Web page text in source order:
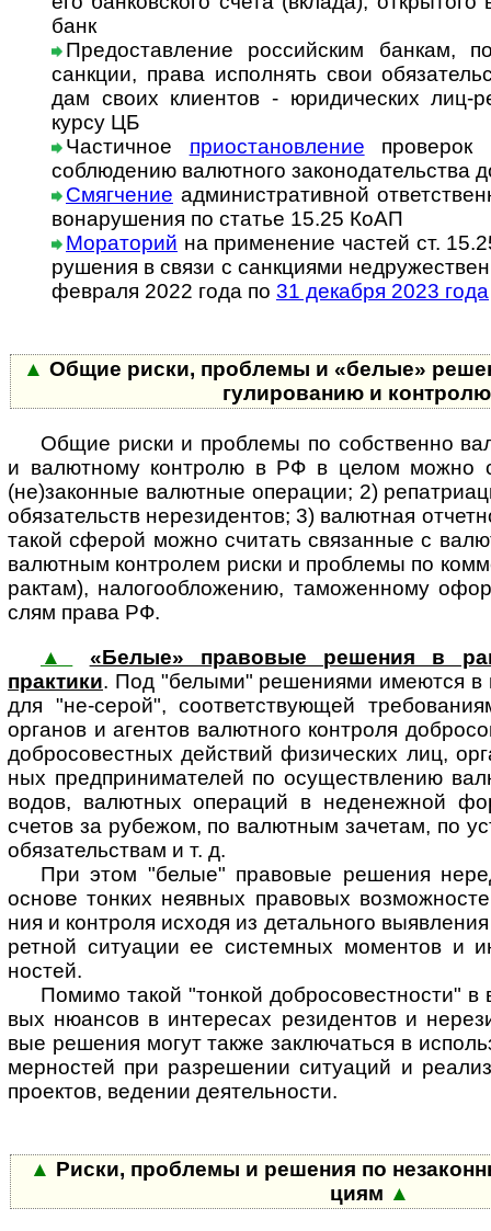
банк
Предоставление российским банкам,
санкции, права исполнять свои
дам своих кли­ен­тов - юри­ди­чес­ких лиц-­
курсу ЦБ
Частичное приостановление проверок
соблю­дению валют­ного зако­но­да­тель­ства
Смягчение административной
во­на­ру­ше­ния по статье 15.25 КоАП
Мораторий на при­ме­не­ние частей ст.
ру­ше­ния в свя­зи с сан­к­ци­я­ми
фев­раля 2022 года по 31 дека­бря 2023 года
▲ Общие риски, проблемы и «белые»
гу­ли­ро­ва­нию и
Общие риски и проблемы по собственно
и валют­ному конт­ролю в РФ в целом можно
(не)за­кон­ные валют­ные опера­ции; 2)
обяза­тельств нерези­дентов; 3) валют­ная
такой сферой можно счи­тать связан­ные с
валют­ным конт­ролем риски и проб­лемы по
рак­там), налого­обло­жению, тамо­жен­ному
слям права РФ.
▲
«Белые» правовые решения в
практики. Под "белыми" решениями име­ют­ся в
для "не-серой", соответ­ствующей
органов и агентов валютного конт­роля
добросо­вестных дейст­вий физиче­ских лиц,
ных пред­прини­ма­телей по осущест­вле­нию
водов, валют­ных опера­ций в недене­жной
счетов за рубе­жом, по валют­ным заче­там, по
обяза­тель­ствам и т. д.
При этом "белые" правовые решения
основе тон­ких неяв­ных пра­во­вых
ния и конт­роля исходя из деталь­ного
рет­ной ситу­ации ее систем­ных момен­тов и
ностей.
Помимо такой "тонкой добро­со­вест­ности"
вых нюан­сов в инте­ресах рези­дентов и
вые реше­ния могут также заклю­чаться в
мер­ностей при раз­ре­шении ситу­аций и
прое­ктов, веде­нии деятель­ности.
▲ Риски, проблемы и решения по
циям ▲